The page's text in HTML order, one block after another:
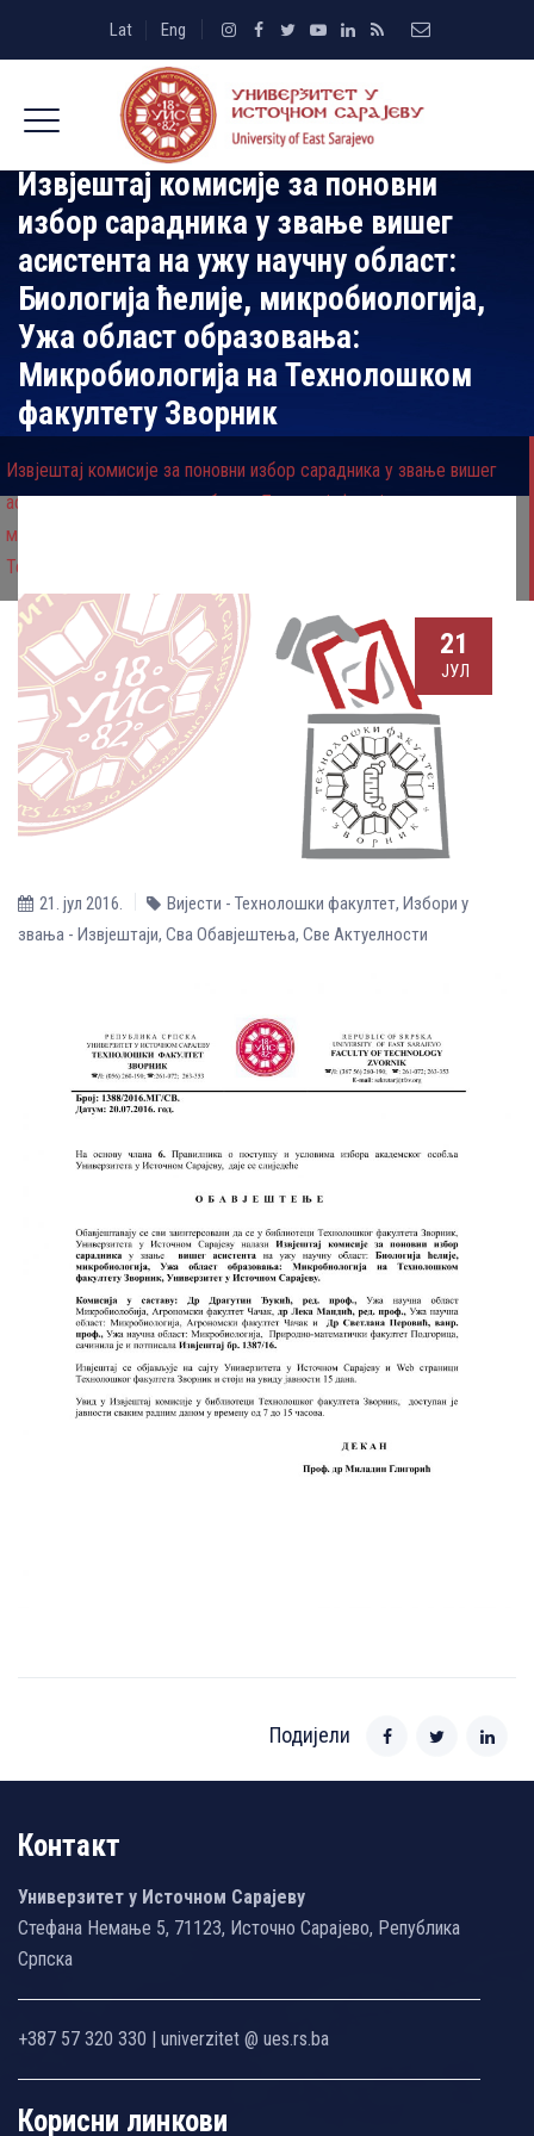
Lat Eng
Извјештај комисије за поновни
избор сарадника у звање вишег
асистента на ужу научну област:
Биологија ћелије, микробиологија,
Ужа област образовања:
Микробиологија на Технолошком
факултету Зворник
Извјештај комисије за поновни избор сарадника у звање вишег
асистента на ужу научну област: Биологија ћелије,
микробиологија, Ужа област образовања: Микробиологија на
Технолошком факултету Зворник
21
ЈУЛ
21. јул 2016. Вијести - Технолошки факултет, Избори у
звања - Извјештаји, Сва Обавјештења, Све Aктуелности
Подијели
Контакт
Универзитет у Источном Сарајеву
Стефана Немање 5, 71123, Источно Сарајево, Република
Српска
+387 57 320 330 | univerzitet @ ues.rs.ba
Корисни линкови